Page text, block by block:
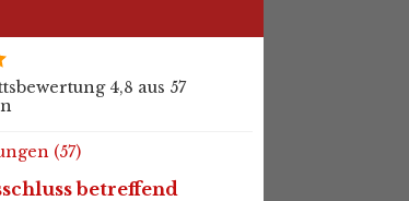
4,8 aus 57
(57)
betreffend